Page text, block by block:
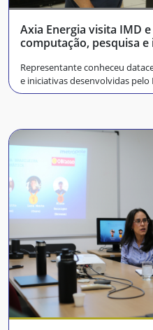
Axia Energia visita IMD
computação, pesquisa e
Representante conheceu
e iniciativas desenvolvidas pelo